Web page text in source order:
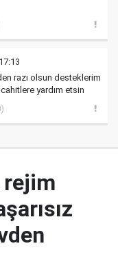
razı olsun desteklerim
yardım etsin
rejim